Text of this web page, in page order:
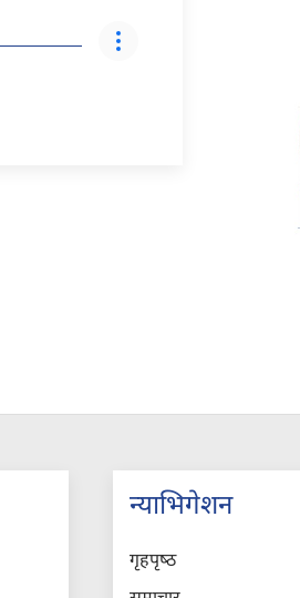
न्याभिगेशन
गृहपृष्‍ठ